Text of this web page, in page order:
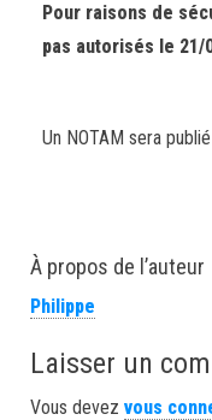
Pour raisons de
pas autorisés le 21/
Un NOTAM sera
À propos de l’auteur
Philippe
Laisser un
Vous devez vous